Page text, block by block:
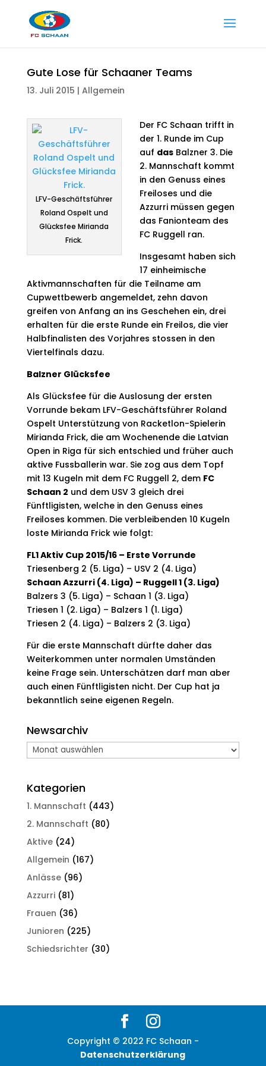
Gute Lose für Schaaner Teams
13. Juli 2015 | Allgemein
LFV-Geschäftsführer
Roland Ospelt und
Glücksfee Mirianda
Frick.
Der FC Schaan trifft in
der 1. Runde im Cup
auf dasBalzner 3. Die
2. Mannschaft kommt
in den Genuss eines
Freiloses und die
Azzurri müssen gegen
das Fanionteam des
FC Ruggell ran.
Insgesamt haben sich
17 einheimische
Aktivmannschaften für die Teilname am
Cupwettbewerb angemeldet, zehn davon
greifen von Anfang an ins Geschehen ein, drei
erhalten für die erste Runde ein Freilos, die vier
Halbfinalisten des Vorjahres stossen in den
Viertelfinals dazu.
Balzner Glücksfee
Als Glücksfee für die Auslosung der ersten
Vorrunde bekam LFV-Geschäftsführer Roland
Ospelt Unterstützung von Racketlon-Spielerin
Mirianda Frick, die am Wochenende die Latvian
Open in Riga für sich entschied und früher auch
aktive Fussballerin war. Sie zog aus dem Topf
mit 13 Kugeln mit dem FC Ruggell 2, dem FC
Schaan 2 und dem USV 3 gleich drei
Fünftligisten, welche in den Genuss eines
Freiloses kommen. Die verbleibenden 10 Kugeln
loste Mirianda Frick wie folgt:
FL1 Aktiv Cup 2015/16 – Erste Vorrunde
Triesenberg 2 (5. Liga) – USV 2 (4. Liga)
Schaan Azzurri (4. Liga) – Ruggell 1 (3. Liga)
Balzers 3 (5. Liga) – Schaan 1 (3. Liga)
Triesen 1 (2. Liga) – Balzers 1 (1. Liga)
Triesen 2 (4. Liga) – Balzers 2 (3. Liga)
Für die erste Mannschaft dürfte daher das
Weiterkommen unter normalen Umständen
keine Frage sein. Unterschätzen darf man aber
auch einen Fünftligisten nicht. Der Cup hat ja
bekanntlich seine eigenen Regeln.
Newsarchiv
Newsarchiv
Kategorien
1. Mannschaft (443)
2. Mannschaft (80)
Aktive(24)
Allgemein (167)
Anlässe(96)
Azzurri(81)
Frauen (36)
Junioren (225)
Schiedsrichter (30)
Copyright © 2022 FC Schaan -
Datenschutzerklärung